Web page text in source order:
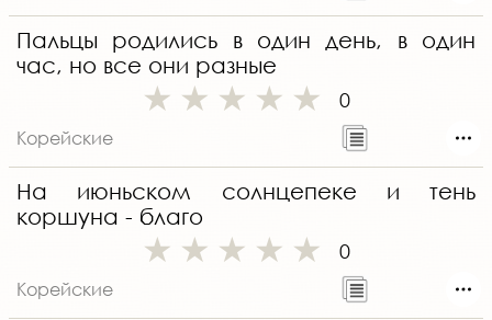
Пальцы родились в один день, в один
час, но все они разные
0
Корейские
На июньском солнцепеке и тень
коршуна - благо
0
Корейские